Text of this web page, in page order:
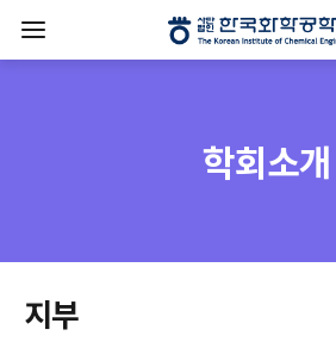
학회소개
지부